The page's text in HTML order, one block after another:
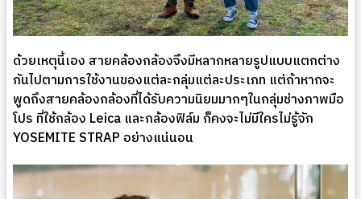
ด้วยเหตุนี้เอง สายคล้องกล้องจึงมีหลากหลายรูปแบบแตกต่าง
กันไปตามการใช้งานของแต่ละกลุ่มแต่ละประเภท แต่ถ้าหากจะ
พูดถึงสายคล้องกล้องที่ได้รับความนิยมมากๆในกลุ่มช่างภาพมือ
โปร ที่ใช้กล้อง Leica และกล้องฟิล์ม ก็คงจะไม่มีใครไม่รู้จัก
YOSEMITE STRAP อย่างแน่นอน